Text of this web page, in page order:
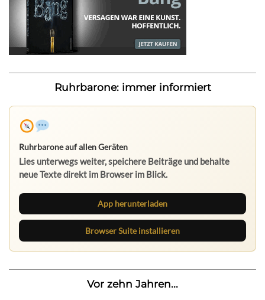
Ruhrbarone: immer informiert
Ruhrbarone auf allen Geräten
Lies unterwegs weiter, speichere Beiträge und behalte
neue Texte direkt im Browser im Blick.
App herunterladen
Browser Suite installieren
Vor zehn Jahren...